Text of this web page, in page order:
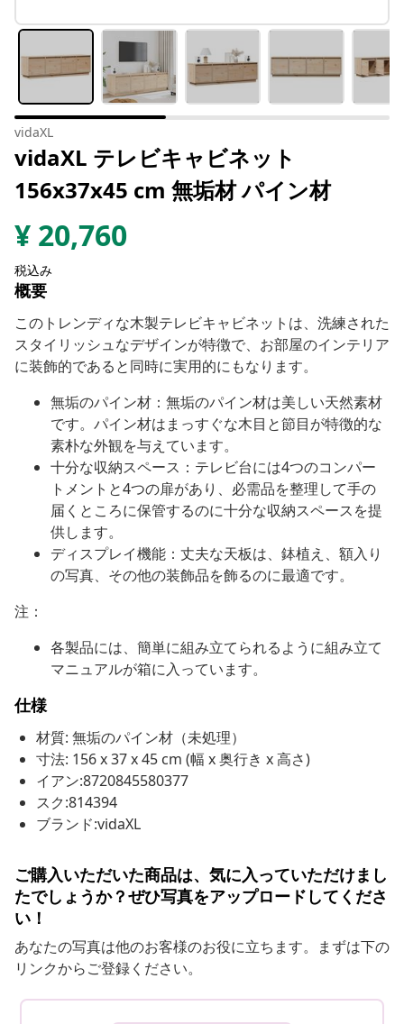
vidaXL
vidaXL テレビキャビネット
156x37x45 cm 無垢材 パイン材
¥ 20,760
税込み
概要
このトレンディな木製テレビキャビネットは、洗練された
スタイリッシュなデザインが特徴で、お部屋のインテリア
に装飾的であると同時に実用的にもなります。
無垢のパイン材：無垢のパイン材は美しい天然素材
です。パイン材はまっすぐな木目と節目が特徴的な
素朴な外観を与えています。
十分な収納スペース：テレビ台には4つのコンパー
トメントと4つの扉があり、必需品を整理して手の
届くところに保管するのに十分な収納スペースを提
供します。
ディスプレイ機能：丈夫な天板は、鉢植え、額入り
の写真、その他の装飾品を飾るのに最適です。
注：
各製品には、簡単に組み立てられるように組み立て
マニュアルが箱に入っています。
仕様
材質: 無垢のパイン材（未処理）
寸法: 156 x 37 x 45 cm (幅 x 奥行き x 高さ)
イアン:8720845580377
スク:814394
ブランド:vidaXL
ご購入いただいた商品は、気に入っていただけまし
たでしょうか？ぜひ写真をアップロードしてくださ
い！
あなたの写真は他のお客様のお役に立ちます。まずは下の
リンクからご登録ください。